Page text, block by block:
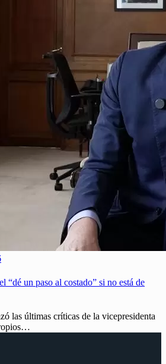
un paso al costado” si no está de
las últimas críticas de la vicepresidenta